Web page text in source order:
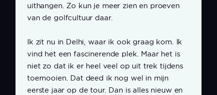
uithangen. Zo kun je meer zien en proeven
van de golfcultuur daar.
Ik zit nu in Delhi, waar ik ook graag kom. Ik
vind het een fascinerende plek. Maar het is
niet zo dat ik er heel veel op uit trek tijdens
toernooien. Dat deed ik nog wel in mijn
eerste jaar op de tour. Dan is alles nieuw en